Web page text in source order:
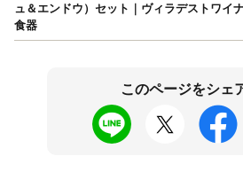
ュ＆エンドウ）セット｜ヴィラデストワイ
食器
このページをシェ